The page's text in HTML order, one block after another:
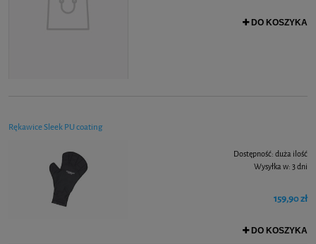
DO KOSZYKA
Rękawice Sleek PU coating
Dostępność: duża ilość
Wysyłka w: 3 dni
159,90 zł
DO KOSZYKA